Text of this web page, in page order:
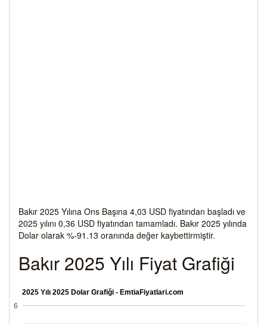
Bakır 2025 Yılına Ons Başına 4,03 USD fiyatından başladı ve
2025 yılını 0,36 USD fiyatından tamamladı. Bakır 2025 yılında
Dolar olarak %-91.13 oranında değer kaybettirmiştir.
Bakır 2025 Yılı Fiyat Grafiği
2025 Yılı 2025 Dolar Grafiği - EmtiaFiyatlari.com
6